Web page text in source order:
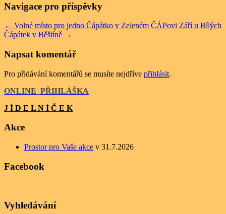
Navigace pro příspěvky
← Volné místo pro jedno Čápátko v Zeleném ČÁPovi Září u Bílých
Čápátek v Běštíně →
Napsat komentář
Pro přidávání komentářů se musíte nejdříve přihlásit.
ONLINE PŘIHLÁŠKA
J Í D E L N Í Č E K
Akce
Prostor pro Vaše akce v 31.7.2026
Facebook
Vyhledávání